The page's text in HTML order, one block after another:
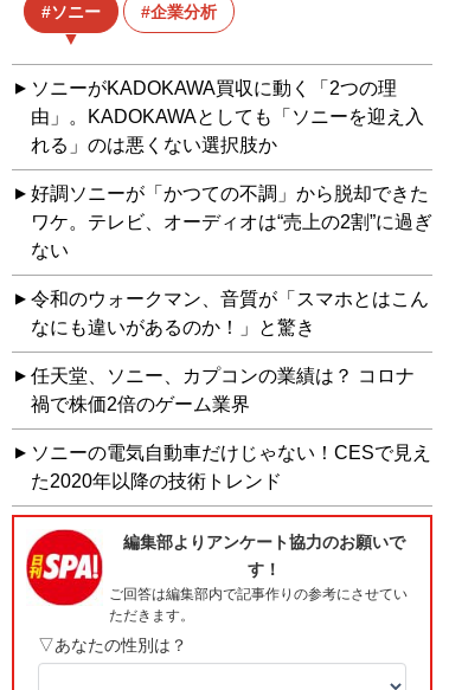
ソニー 企業分析
ソニーがKADOKAWA買収に動く「2つの理
由」。KADOKAWAとしても「ソニーを迎え入
れる」のは悪くない選択肢か
好調ソニーが「かつての不調」から脱却できた
ワケ。テレビ、オーディオは“売上の2割”に過ぎ
ない
令和のウォークマン、音質が「スマホとはこん
なにも違いがあるのか！」と驚き
任天堂、ソニー、カプコンの業績は？ コロナ
禍で株価2倍のゲーム業界
ソニーの電気自動車だけじゃない！CESで見え
た2020年以降の技術トレンド